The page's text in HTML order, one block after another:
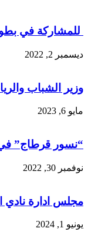
للمشاركة في
ديسمبر 2, 2022
وزير الشباب
مايو 6, 2023
“نسور قرطاج” في
نوفمبر 30, 2022
مجلس ادارة نادي
يونيو 1, 2024